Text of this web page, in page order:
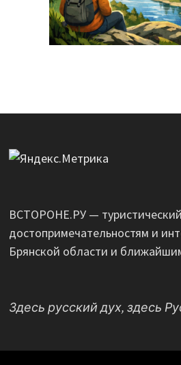
ВСТОРОНЕ.РУ —
достопримечательностям и
Брянской области и
Здесь русский дух, здесь